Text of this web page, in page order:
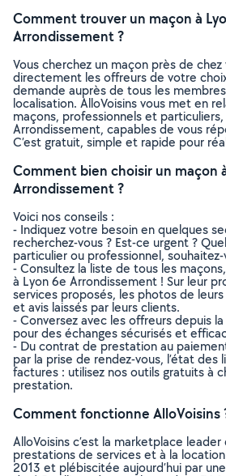
Comment trouver un maçon à
Arrondissement ?
Vous cherchez un maçon près de
directement les offreurs de votre
demande auprès de tous les
localisation. AlloVoisins vous met en
maçons, professionnels et
Arrondissement, capables de vous
C’est gratuit, simple et rapide pour
Comment bien choisir un maçon
Arrondissement ?
Voici nos conseils :
- Indiquez votre besoin en quelques
recherchez-vous ? Est-ce urgent ?
particulier ou professionnel, souhaitez-
- Consultez la liste de tous les
à Lyon 6e Arrondissement ! Sur leur
services proposés, les photos de
et avis laissés par leurs clients.
- Conversez avec les offreurs depuis
pour des échanges sécurisés et
- Du contrat de prestation au
par la prise de rendez-vous, l’état des
factures : utilisez nos outils gratuits à
prestation.
Comment fonctionne AlloVoisins
AlloVoisins c’est la marketplace
prestations de services et à la
2013 et plébiscitée aujourd’hui par